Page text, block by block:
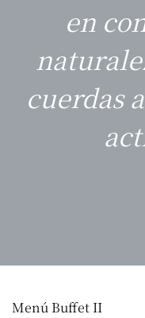
en
cuerdas
Menú Buffet II